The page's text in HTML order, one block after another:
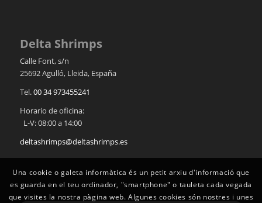
Delta Shrimps
Calle Font, s/n
25692Agulló, Lleida, España
Tel.00 34 973455241
Horario de oficina:
L-V: 08:00 a 14:00
deltashrimps@deltashrimps.es
Una cookie o galeta informàtica és un petit arxiu d'informació que
es guarda en el teu ordinador, "smartphone" o tauleta cada vegada
que visites la nostra pàgina web. Algunes cookies són nostres i unes